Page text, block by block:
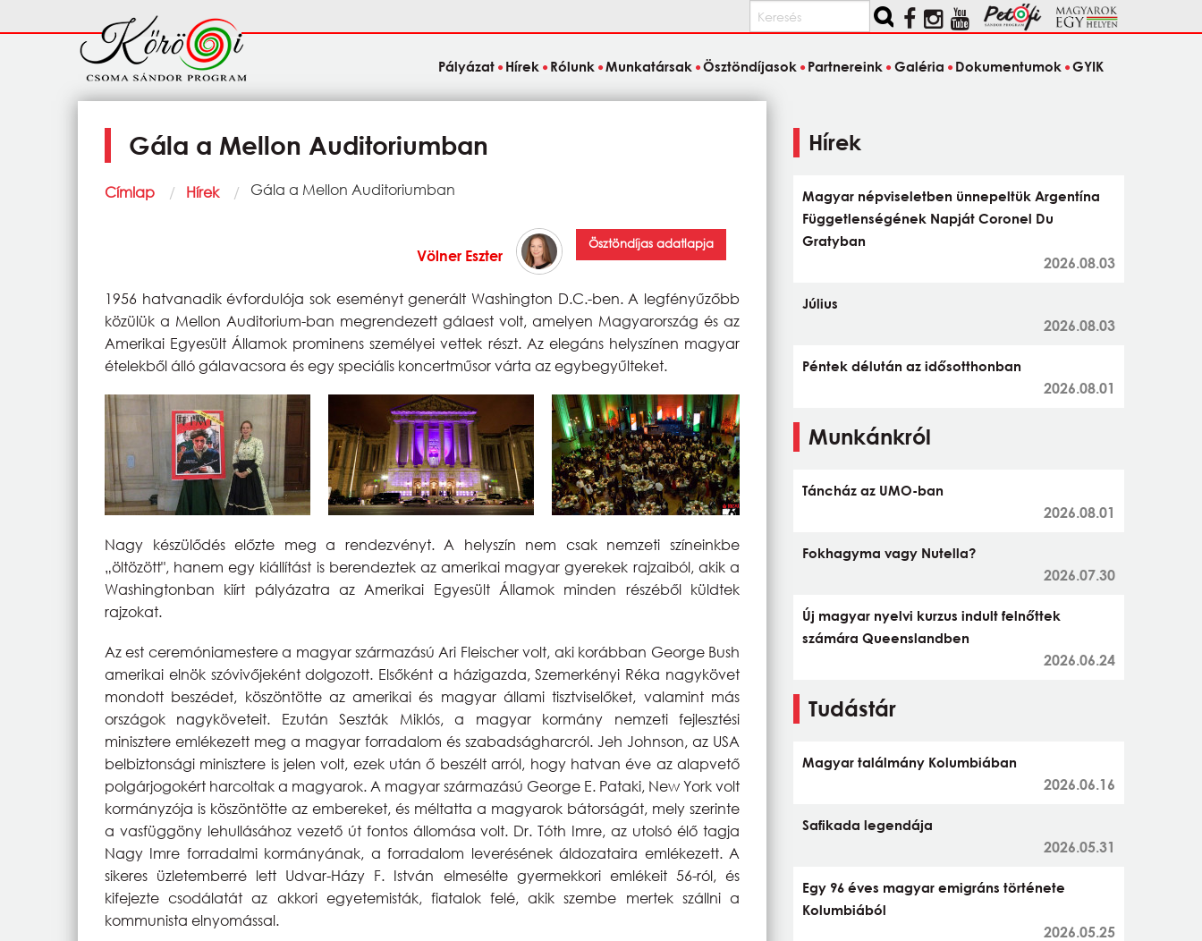
Keresés
Fő
navigáció
Pályázat Hírek Rólunk Munkatársak Ösztöndíjasok Partnereink Galéria Dokumentumok GYIK
Gála a Mellon Auditoriumban
Morzsa
Címlap Hírek Current:
Gála a Mellon Auditoriumban
Völner Eszter
Ösztöndíjas adatlapja
1956 hatvanadik évfordulója sok eseményt generált Washington D.C.-ben. A legfényűzőbb
közülük a Mellon Auditorium-ban megrendezett gálaest volt, amelyen Magyarország és az
Amerikai Egyesült Államok prominens személyei vettek részt. Az elegáns helyszínen magyar
ételekből álló gálavacsora és egy speciális koncertműsor várta az egybegyűlteket.
Nagy készülődés előzte meg a rendezvényt. A helyszín nem csak nemzeti színeinkbe
„öltözött", hanem egy kiállítást is berendeztek az amerikai magyar gyerekek rajzaiból, akik a
Washingtonban kiírt pályázatra az Amerikai Egyesült Államok minden részéből küldtek
rajzokat.
Az est ceremóniamestere a magyar származású Ari Fleischer volt, aki korábban George Bush
amerikai elnök szóvivőjeként dolgozott. Elsőként a házigazda, Szemerkényi Réka nagykövet
mondott beszédet, köszöntötte az amerikai és magyar állami tisztviselőket, valamint más
országok nagyköveteit. Ezután Seszták Miklós, a magyar kormány nemzeti fejlesztési
minisztere emlékezett meg a magyar forradalom és szabadságharcról. Jeh Johnson, az USA
belbiztonsági minisztere is jelen volt, ezek után ő beszélt arról, hogy hatvan éve az alapvető
polgárjogokért harcoltak a magyarok. A magyar származású George E. Pataki, New York volt
kormányzója is köszöntötte az embereket, és méltatta a magyarok bátorságát, mely szerinte
a vasfüggöny lehullásához vezető út fontos állomása volt. Dr. Tóth Imre, az utolsó élő tagja
Nagy Imre forradalmi kormányának, a forradalom leverésének áldozataira emlékezett. A
sikeres üzletemberré lett Udvar-Házy F. István elmesélte gyermekkori emlékeit 56-ról, és
kifejezte csodálatát az akkori egyetemisták, fiatalok felé, akik szembe mertek szállni a
kommunista elnyomással.
Hírek
Magyar népviseletben ünnepeltük Argentína
Függetlenségének Napját Coronel Du
Gratyban
2026.08.03
Július
2026.08.03
Péntek délután az idősotthonban
2026.08.01
Munkánkról
Táncház az UMO-ban
2026.08.01
Fokhagyma vagy Nutella?
2026.07.30
Új magyar nyelvi kurzus indult felnőttek
számára Queenslandben
2026.06.24
Tudástár
Magyar találmány Kolumbiában
2026.06.16
Safikada legendája
2026.05.31
Egy 96 éves magyar emigráns története
Kolumbiából
2026.05.25